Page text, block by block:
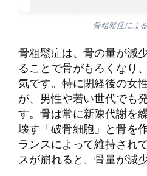
骨粗鬆症によ
骨粗鬆症は、骨の量が減
ることで骨がもろくなり
気です。特に閉経後の女
が、男性や若い世代でも
す。骨は常に新陳代謝を
壊す「破骨細胞」と骨を
ランスによって維持され
スが崩れると、骨量が減